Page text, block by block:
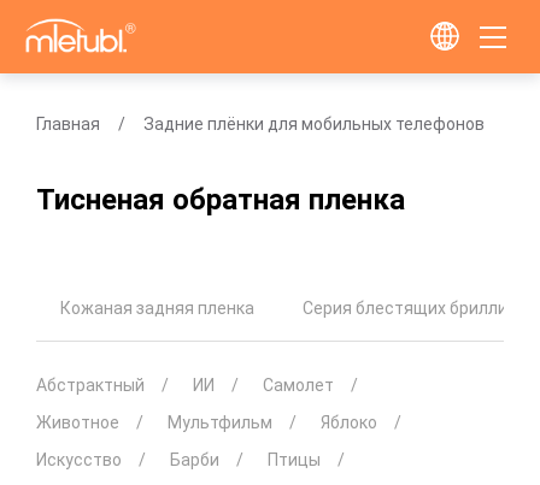
Главная Задние плёнки для мобильных телефонов
Тисненая обратная пленка
Кожаная задняя пленка Серия блестящих
Абстрактный ИИ
Самолет
Животное
Мультфильм
Яблоко
Искусство
Барби
Птицы